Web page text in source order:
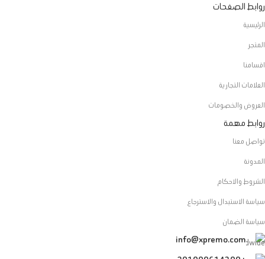
روابط الصفحات
الرئيسية
المتجر
اقسامنا
العلامات التجارية
العروض والخصومات
روابط مهمة
تواصل معنا
المدونة
الشروط والاحكام
سياسة الاستبدال والاسترجاع
سياسة الضمان
info@xpremo.com